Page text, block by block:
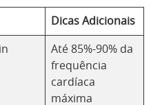
Dicas Adicionais
Até 85%-90% da
frequência
cardíaca
máxima